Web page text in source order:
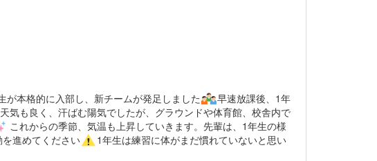
が本格的に入部し、新チームが発足しました
早速放課後、1年
気も良く、汗ばむ陽気でしたが、グラウンドや体育館、校舎内で
これからの季節、気温も上昇していきます。先輩は、1年生の様
進めてください
1年生は練習に体がまだ慣れていないと思い